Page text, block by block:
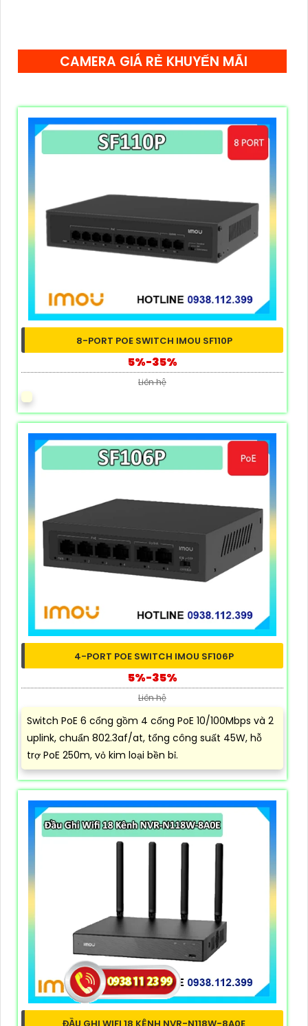
CAMERA GIÁ RẺ KHUYẾN MÃI
8-PORT POE SWITCH IMOU SF110P
5%-35%
Liên hệ
4-PORT POE SWITCH IMOU SF106P
5%-35%
Liên hệ
Switch PoE 6 cổng gồm 4 cổng PoE 10/100Mbps và 2
uplink, chuẩn 802.3af/at, tổng công suất 45W, hỗ
trợ PoE 250m, vỏ kim loại bền bỉ.